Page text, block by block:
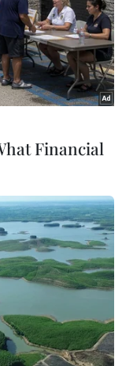
sân. (Ảnh: TTXVN
Financial